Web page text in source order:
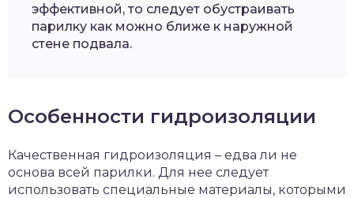
эффективной, то следует обустраивать
парилку как можно ближе к наружной
стене подвала.
Особенности гидроизоляции
Качественная гидроизоляция – едва ли не
основа всей парилки. Для нее следует
использовать специальные материалы, которыми